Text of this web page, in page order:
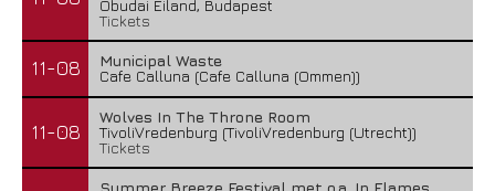
Óbudai Eiland, Budapest
Tickets
11-08
Municipal Waste
Cafe Calluna (Cafe Calluna (Ommen))
11-08
Wolves In The Throne Room
TivoliVredenburg (TivoliVredenburg (Utrecht))
Tickets
Summer Breeze Festival met o.a. In Flames,